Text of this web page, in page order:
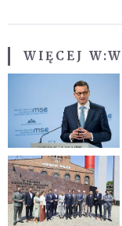
WIĘCEJ W: